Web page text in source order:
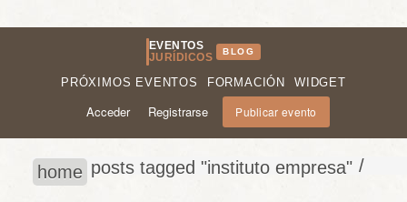
EVENTOS
JURÍDICOS
BLOG
PRÓXIMOS EVENTOS FORMACIÓN WIDGET
Acceder Registrarse Publicar evento
home /
posts tagged "instituto empresa"